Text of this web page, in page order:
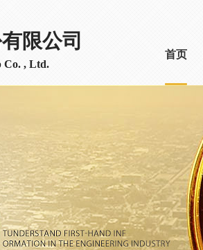
限公司
Co. , Ltd.
首页